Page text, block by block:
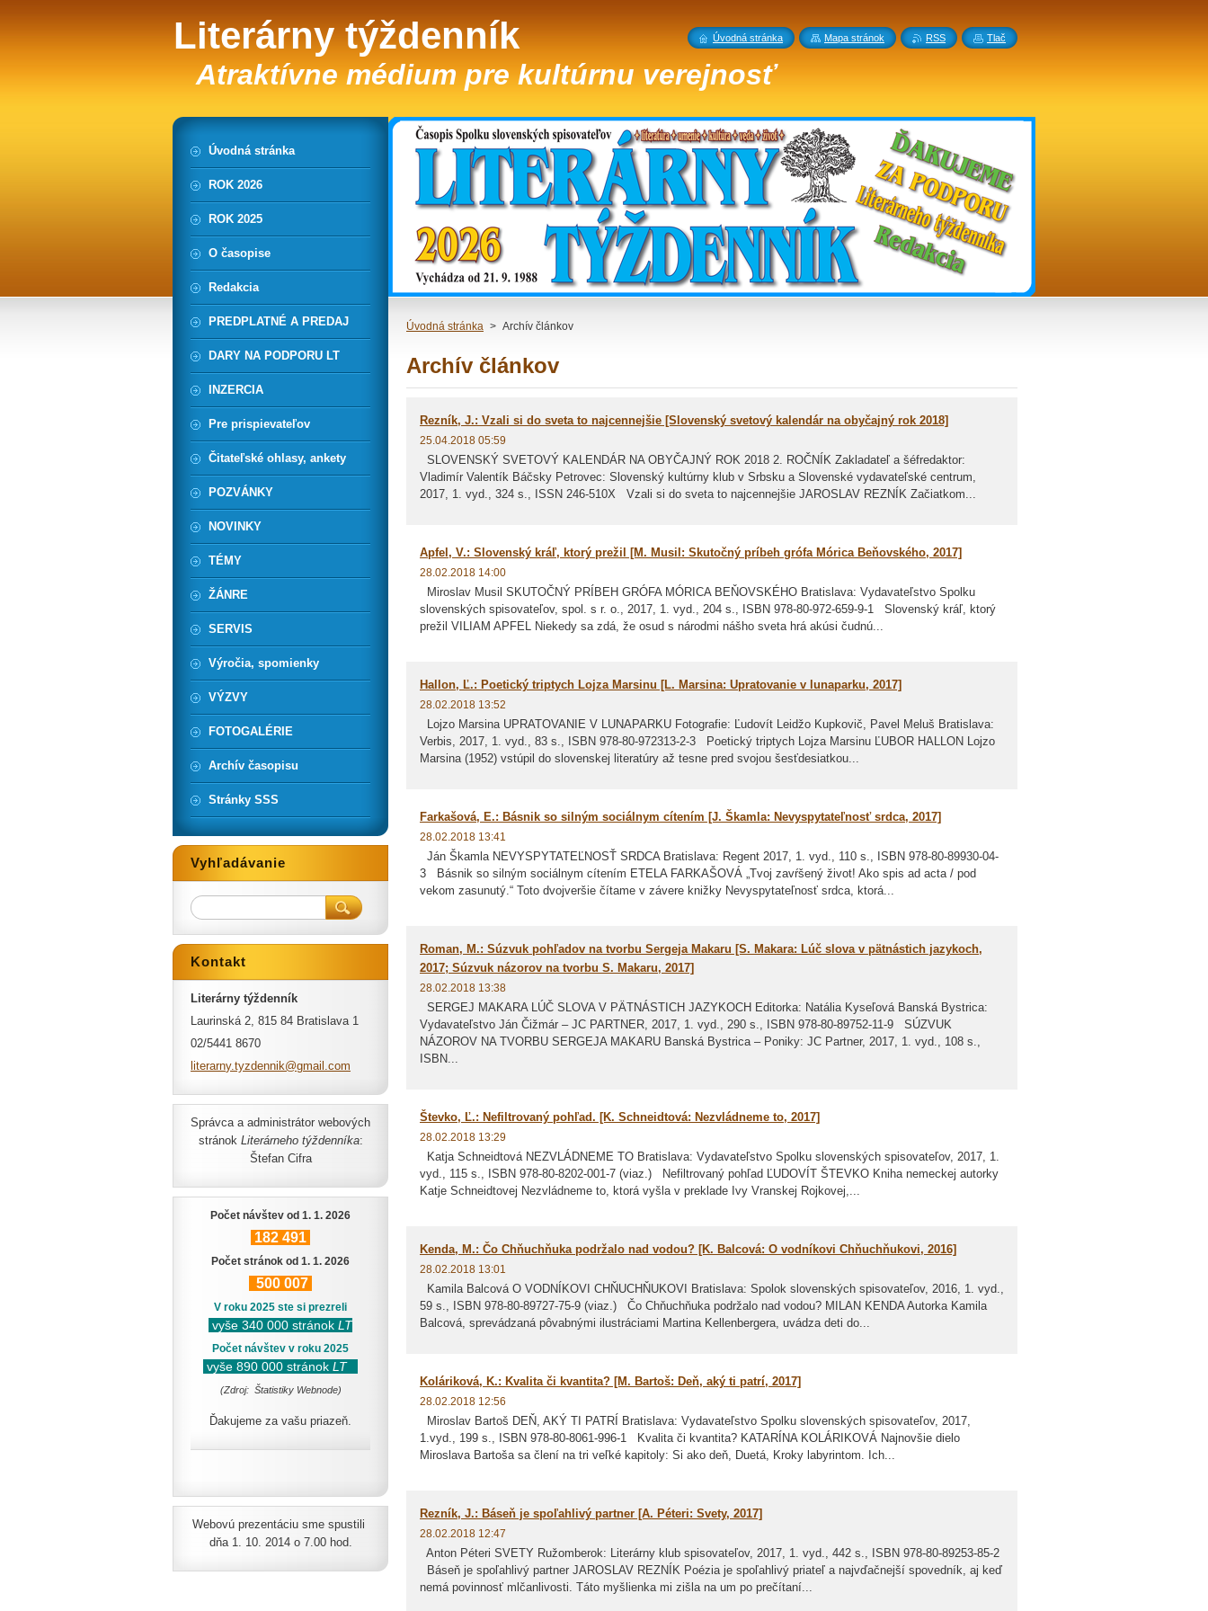
Literárny týždenník
Atraktívne médium pre kultúrnu verejnosť
Úvodná stránka > Archív článkov
Archív článkov
Rezník, J.: Vzali si do sveta to najcennejšie [Slovenský svetový kalendár na obyčajný rok 2018]
25.04.2018 05:59
SLOVENSKÝ SVETOVÝ KALENDÁR NA OBYČAJNÝ ROK 2018 2. ROČNÍK Zakladateľ a šéfredaktor:
Vladimír Valentík Báčsky Petrovec: Slovenský kultúrny klub v Srbsku a Slovenské vydavateľské centrum,
2017, 1. vyd., 324 s., ISSN 246-510X Vzali si do sveta to najcennejšie JAROSLAV REZNÍK Začiatkom...
Apfel, V.: Slovenský kráľ, ktorý prežil [M. Musil: Skutočný príbeh grófa Mórica Beňovského, 2017]
28.02.2018 14:00
Miroslav Musil SKUTOČNÝ PRÍBEH GRÓFA MÓRICA BEŇOVSKÉHO Bratislava: Vydavateľstvo Spolku
slovenských spisovateľov, spol. s r. o., 2017, 1. vyd., 204 s., ISBN 978-80-972-659-9-1 Slovenský kráľ, ktorý
prežil VILIAM APFEL Niekedy sa zdá, že osud s národmi nášho sveta hrá akúsi čudnú...
Hallon, Ľ.: Poetický triptych Lojza Marsinu [L. Marsina: Upratovanie v lunaparku, 2017]
28.02.2018 13:52
Lojzo Marsina UPRATOVANIE V LUNAPARKU Fotografie: Ľudovít Leidžo Kupkovič, Pavel Meluš Bratislava:
Verbis, 2017, 1. vyd., 83 s., ISBN 978-80-972313-2-3 Poetický triptych Lojza Marsinu ĽUBOR HALLON Lojzo
Marsina (1952) vstúpil do slovenskej literatúry až tesne pred svojou šesťdesiatkou...
Farkašová, E.: Básnik so silným sociálnym cítením [J. Škamla: Nevyspytateľnosť srdca, 2017]
28.02.2018 13:41
Ján Škamla NEVYSPYTATEĽNOSŤ SRDCA Bratislava: Regent 2017, 1. vyd., 110 s., ISBN 978-80-89930-04-
3 Básnik so silným sociálnym cítením ETELA FARKAŠOVÁ „Tvoj zavŕšený život! Ako spis ad acta / pod
vekom zasunutý.“ Toto dvojveršie čítame v závere knižky Nevyspytateľnosť srdca, ktorá...
Roman, M.: Súzvuk pohľadov na tvorbu Sergeja Makaru [S. Makara: Lúč slova v pätnástich jazykoch,
2017; Súzvuk názorov na tvorbu S. Makaru, 2017]
28.02.2018 13:38
SERGEJ MAKARA LÚČ SLOVA V PÄTNÁSTICH JAZYKOCH Editorka: Natália Kyseľová Banská Bystrica:
Vydavateľstvo Ján Čižmár – JC PARTNER, 2017, 1. vyd., 290 s., ISBN 978-80-89752-11-9 SÚZVUK
NÁZOROV NA TVORBU SERGEJA MAKARU Banská Bystrica – Poniky: JC Partner, 2017, 1. vyd., 108 s.,
ISBN...
Števko, Ľ.: Nefiltrovaný pohľad. [K. Schneidtová: Nezvládneme to, 2017]
28.02.2018 13:29
Katja Schneidtová NEZVLÁDNEME TO Bratislava: Vydavateľstvo Spolku slovenských spisovateľov, 2017, 1.
vyd., 115 s., ISBN 978-80-8202-001-7 (viaz.) Nefiltrovaný pohľad ĽUDOVÍT ŠTEVKO Kniha nemeckej autorky
Katje Schneidtovej Nezvládneme to, ktorá vyšla v preklade Ivy Vranskej Rojkovej,...
Kenda, M.: Čo Chňuchňuka podržalo nad vodou? [K. Balcová: O vodníkovi Chňuchňukovi, 2016]
28.02.2018 13:01
Kamila Balcová O VODNÍKOVI CHŇUCHŇUKOVI Bratislava: Spolok slovenských spisovateľov, 2016, 1. vyd.,
59 s., ISBN 978-80-89727-75-9 (viaz.) Čo Chňuchňuka podržalo nad vodou? MILAN KENDA Autorka Kamila
Balcová, sprevádzaná pôvabnými ilustráciami Martina Kellenbergera, uvádza deti do...
Koláriková, K.: Kvalita či kvantita? [M. Bartoš: Deň, aký ti patrí, 2017]
28.02.2018 12:56
Miroslav Bartoš DEŇ, AKÝ TI PATRÍ Bratislava: Vydavateľstvo Spolku slovenských spisovateľov, 2017,
1.vyd., 199 s., ISBN 978-80-8061-996-1 Kvalita či kvantita? KATARÍNA KOLÁRIKOVÁ Najnovšie dielo
Miroslava Bartoša sa člení na tri veľké kapitoly: Si ako deň, Duetá, Kroky labyrintom. Ich...
Rezník, J.: Báseň je spoľahlivý partner [A. Péteri: Svety, 2017]
28.02.2018 12:47
Anton Péteri SVETY Ružomberok: Literárny klub spisovateľov, 2017, 1. vyd., 442 s., ISBN 978-80-89253-85-2
Báseň je spoľahlivý partner JAROSLAV REZNÍK Poézia je spoľahlivý priateľ a najvďačnejší spovedník, aj keď
nemá povinnosť mlčanlivosti. Táto myšlienka mi zišla na um po prečítaní...
Úvodná stránka
ROK 2026
ROK 2025
O časopise
Redakcia
PREDPLATNÉ A PREDAJ
DARY NA PODPORU LT
INZERCIA
Pre prispievateľov
Čitateľské ohlasy, ankety
POZVÁNKY
NOVINKY
TÉMY
ŽÁNRE
SERVIS
Výročia, spomienky
VÝZVY
FOTOGALÉRIE
Archív časopisu
Stránky SSS
Vyhľadávanie
Kontakt
Literárny týždenník
Laurinská 2, 815 84 Bratislava 1
02/5441 8670
literarny.tyzdennik@gmai l.com
Správca a administrátor webových
stránok Literárneho týždenníka:
Štefan Cifra
Počet návštev od 1. 1. 2026
182 491
Počet stránok od 1. 1. 2026
500 007
V roku 2025 ste si prezreli
vyše 340 000 stránok LT
Počet návštev v roku 2025
vyše 890 000 stránok LT
(Zdroj: Štatistiky Webnode)
Ďakujeme za vašu priazeň.
Webovú prezentáciu sme spustili
dňa 1. 10. 2014 o 7.00 hod.
Úvodná stránka Mapa stránok RSS Tlač